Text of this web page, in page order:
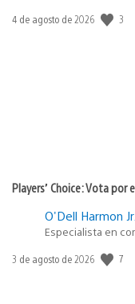
Fecha
4 de agosto de 2026 3
Players’ Choice: Vota
O'Dell Harmon Jr.
Especialista en
Fecha
3 de agosto de 2026 7